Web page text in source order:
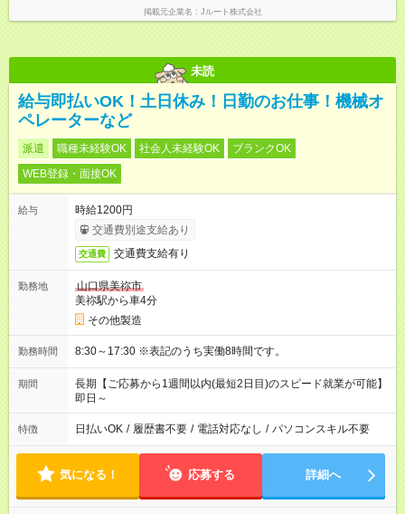
掲載元企業名 Jルート株式会社
未読
給与即払いOK！土日休み！日勤のお仕事！機械オ
ペレーターなど
派遣 職種未経験OK 社会人未経験OK
ブランクOK
WEB登録・面接OK
給与
時給1200円
交通費別途支給あり
交通費 交通費支給有り
勤務地
山口県美祢市
美祢駅から車4分
その他製造
勤務時間 8:30～17:30 ※表記のうち実働8時間です。
期間
長期【ご応募から1週間以内(最短2日目)のスピード就業が可能】
即日～
特徴 日払いOK / 履歴書不要 / 電話対応なし / パソコンスキル不要
気になる！ 応募する 詳細へ